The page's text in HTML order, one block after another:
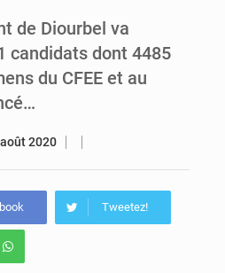
de Diourbel va
candidats dont 4485
du CFEE et au
2020
Tweetez!